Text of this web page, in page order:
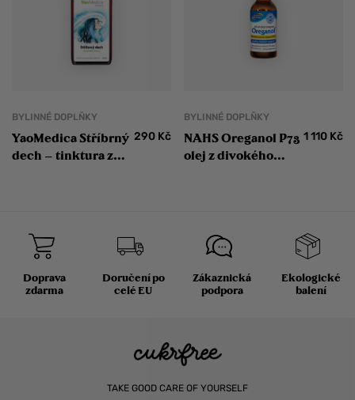
BYLINNÉ DOPLŇKY
YaoMedica Stříbrný
dech – tinktura z
290 Kč
BYLINNÉ DOPLŇKY
NAHS Oreganol P73
olej z divokého
1 110 Kč
Doprava
zdarma
Doručení po
celé EU
Zákaznická
podpora
Ekologické
balení
TAKE GOOD CARE OF YOURSELF